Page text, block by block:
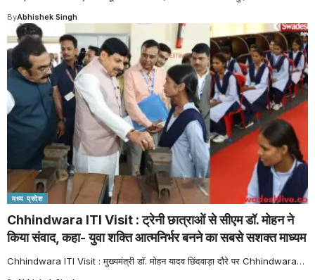
ByAbhishek Singh
मध्य प्रदेश
Chhindwara ITI Visit : ट्रेनी छात्राओं से सीएम डॉ. मोहन ने
किया संवाद, कहा- युवा शक्ति आत्मनिर्भर बनने का सबसे सशक्त माध्यम
Chhindwara ITI Visit : मुख्यमंत्री डॉ. मोहन यादव छिंदवाड़ा दौरे पर Chhindwara…